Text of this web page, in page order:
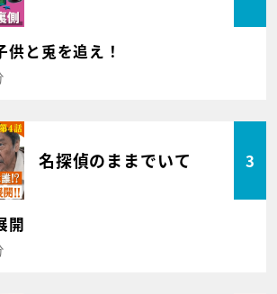
と兎を追え！
名探偵のままでいて 3
開